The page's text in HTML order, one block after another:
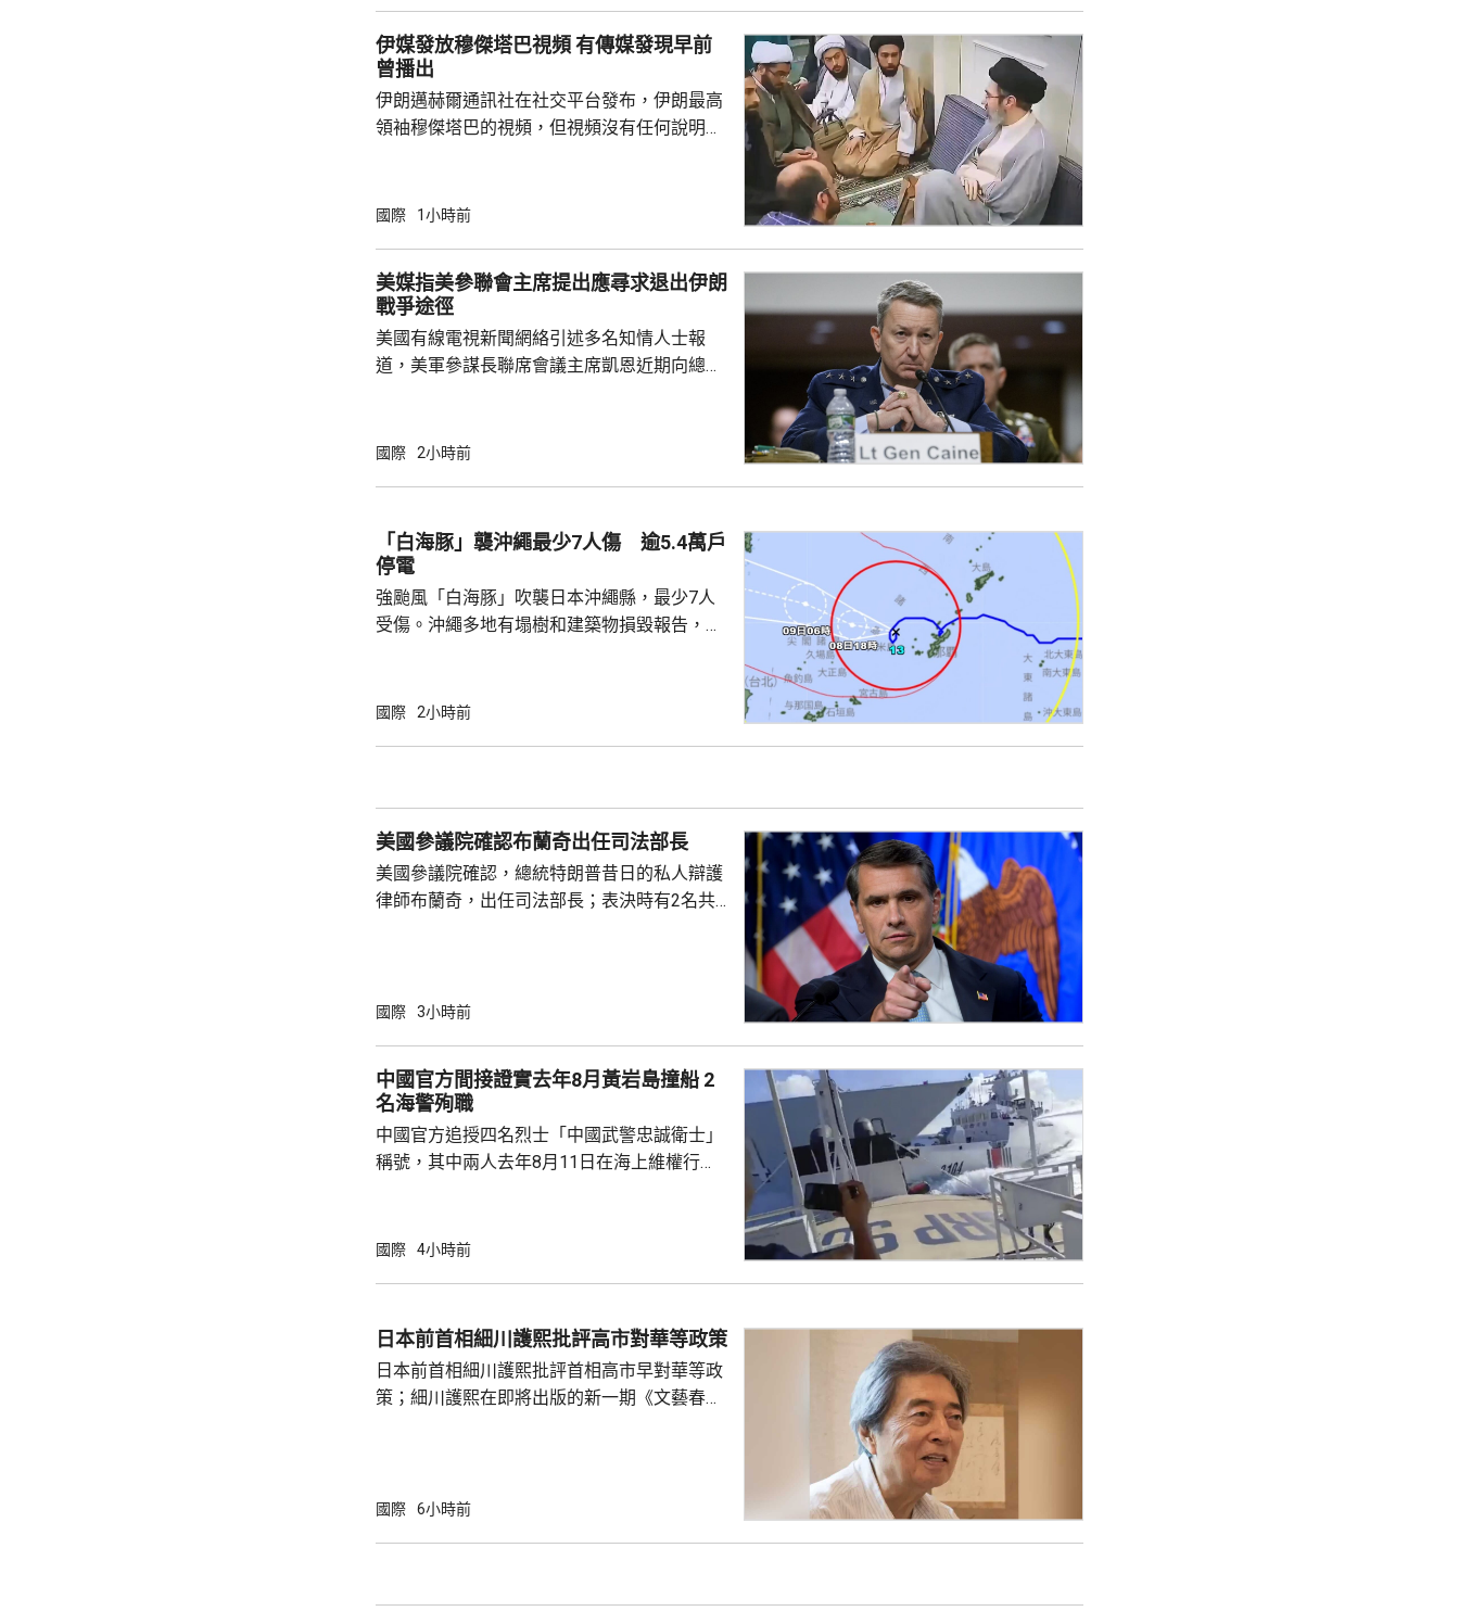
康狀況一直受關注。他前年6月同當時的共和
黨總統候選人特朗普進行電視辯論，出...
伊媒發放穆傑塔巴視頻 有傳媒發現早前
曾播出
伊朗邁赫爾通訊社在社交平台發布，伊朗最高
領袖穆傑塔巴的視頻，但視頻沒有任何說明，
於穆傑塔巴的紀錄片中出現過，當時穆傑塔巴
後，會見過任何伊朗政府成員。他病情危重，
已被緊急送往醫院，可能隨時死亡。 穆傑塔巴
3月接替亡父哈梅內伊出任伊朗最高領...
國際 1小時前
美媒指美參聯會主席提出應尋求退出伊朗
戰爭途徑
美國有線電視新聞網絡引述多名知情人士報
道，美軍參謀長聯席會議主席凱恩近期向總統
討，表達對升級伊朗軍事行動的憂慮，並提出
朗，來達成作戰目標，但凱恩等官員認為不太
可能實現。他們希望讓特朗普意識到，即便是
小規模的軍事升級也可能引發負面效應，...
國際 2小時前
「白海豚」襲沖繩最少7人傷 逾5.4萬戶
停電
強颱風「白海豚」吹襲日本沖繩縣，最少7人
受傷。沖繩多地有塌樹和建築物損毀報告，有
縣奄美群島亦有近4萬戶停電，幾百人疏散到
時216公里。沖繩部分地區24小時雨量超過
200毫米，預計「白海豚」移動速...
國際 2小時前
美國參議院確認布蘭奇出任司法部長
美國參議院確認，總統特朗普昔日的私人辯護
律師布蘭奇，出任司法部長；表決時有2名共
邦迪後，由52歲的布蘭奇擔任代理司法部長。
國際 3小時前
中國官方間接證實去年8月黃岩島撞船 2
名海警殉職
中國官方追授四名烈士「中國武警忠誠衛士」
稱號，其中兩人去年8月11日在海上維權行動
意味中國時隔一年首次間接證實撞船事件造成
去年8月11日參與南海一線維權行動犧牲，被
追記一等功。25歲的程龍同日在海上維權行動
中不幸犧牲，同樣追記一等功。...
國際 4小時前
日本前首相細川護熙批評高市對華等政策
日本前首相細川護熙批評首相高市早對華等政
策；細川護熙在即將出版的新一期《文藝春
施，打破僵局，難免被批評是不負責任。他認
國際 6小時前